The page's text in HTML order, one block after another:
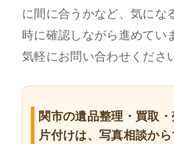
に間に合うかなど、気にな
時に確認しながら進めてい
気軽にお問い合わせくださ
関市の遺品整理・買取
片付けは、写真相談か